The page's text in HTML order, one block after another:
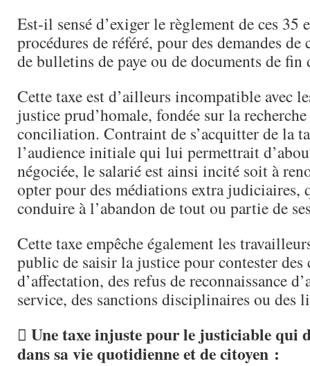
Est-il sensé d’exiger le règlement de ces 35
procédures de référé, pour des demandes
de bulletins de paye ou de documents de fin
Cette taxe est d’ailleurs incompatible avec
justice prud’homale, fondée sur la
conciliation. Contraint de s’acquitter de la
l’audience initiale qui lui permettrait
négociée, le salarié est ainsi incité soit à
opter pour des médiations extra judiciaires,
conduire à l’abandon de tout ou partie de
Cette taxe empêche également les
public de saisir la justice pour contester des
d’affectation, des refus de reconnaissance
service, des sanctions disciplinaires ou des
 Une taxe injuste pour le justiciable qui
dans sa vie quotidienne et de citoyen :